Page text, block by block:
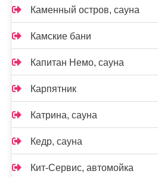
Каменный остров, сауна
Камские бани
Капитан Немо, сауна
Карпятник
Катрина, сауна
Кедр, сауна
Кит-Сервис, автомойка